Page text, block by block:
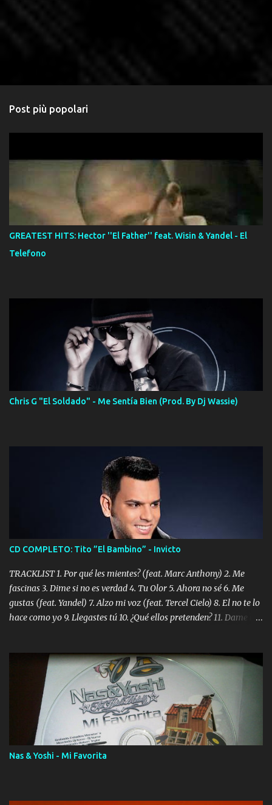
Post più popolari
GREATEST HITS: Hector ''El Father'' feat. Wisin & Yandel - El
Telefono
Chris G "El Soldado" - Me Sentía Bien (Prod. By Dj Wassie)
CD COMPLETO: Tito ”El Bambino” - Invicto
TRACKLIST 1. Por qué les mientes? (feat. Marc Anthony) 2. Me
fascinas 3. Dime si no es verdad 4. Tu Olor 5. Ahora no sé 6. Me
gustas (feat. Yandel) 7. Alzo mi voz (feat. Tercel Cielo) 8. El no te lo
hace como yo 9. Llegastes tú 10. ¿Qué ellos pretenden? 11. Dame la
Digital Booklet – Invicto ----------------------------- Nota:
Album proposto al massimo della qualità in formato iTunes Plus
AAC M4A; comprato su iTunes e a disposizione vostra per il
download. REGGAETON ITALIA Nosotros Somos Los Del
Momento!
Nas & Yoshi - Mi Favorita